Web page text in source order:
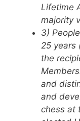
Lifetime
majority
3)
25 years
the
and
and
chess at